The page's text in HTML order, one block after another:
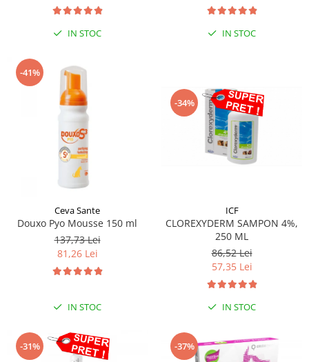
IN STOC IN STOC
-41%
Ceva Sante
Douxo Pyo Mousse 150 ml
137,73 Lei
81,26 Lei
IN STOC
-34%
ICF
CLOREXYDERM SAMPON 4%,
250 ML
86,52 Lei
57,35 Lei
IN STOC
-31% -37%